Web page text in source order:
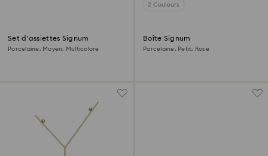
Set d'assiettes Signum
Porcelaine, Moyen, Multicolore
2 Couleurs
Boîte Signum
Porcelaine, Petit, Rose